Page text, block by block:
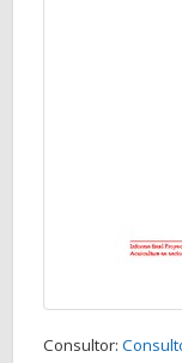
Consultor: